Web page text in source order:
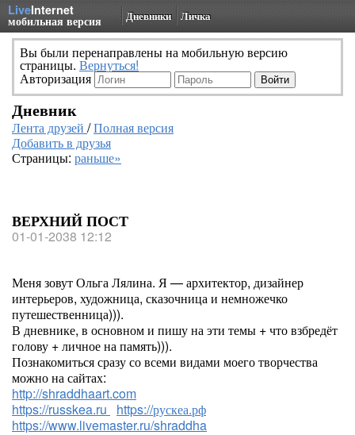
LiveInternet
мобильная версия Дневники Личка
Вы были перенаправлены на мобильную версию
страницы. Вернуться!
Авторизация
Дневник
Лента друзей /Полная версия
Добавить в друзья
Страницы: раньше»
ВЕРХНИЙ ПОСТ
01-01-2038 12:12
Меня зовут Ольга Лялина. Я — архитектор, дизайнер
интерьеров, художница, сказочница и немножечко
путешественница))).
В дневнике, в основном и пишу на эти темы + что взбредёт
голову + личное на память))).
Познакомиться сразу со всеми видами моего творчества
можно на сайтах:
http://shraddhaart.com
https://russkea.ru
https://рускеа.рф
https://www.livemaster.ru/shraddha